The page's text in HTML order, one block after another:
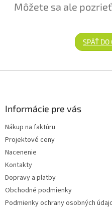
Môžete sa ale
SPÄŤ DO
Informácie pre vás
Nákup na faktúru
Projektové ceny
Nacenenie
Kontakty
Dopravy a platby
Obchodné podmienky
Podmienky ochrany osobných